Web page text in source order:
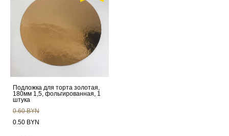
Подложка для торта золотая,
180мм 1,5, фольгированная, 1
штука
0.60 BYN
0.50 BYN